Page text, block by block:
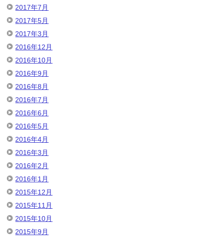
2017年7月
2017年5月
2017年3月
2016年12月
2016年10月
2016年9月
2016年8月
2016年7月
2016年6月
2016年5月
2016年4月
2016年3月
2016年2月
2016年1月
2015年12月
2015年11月
2015年10月
2015年9月